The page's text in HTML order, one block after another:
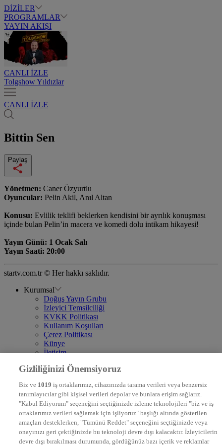
DİZİLER
PROGRAMLAR
YAYIN AKIŞI
CANLI İZLE
Tolgshow Yıldızlar
CANLI İZLE
Bittin Sen
Paylaş
Yönetmen: Caner Özyurtlu
Oyuncular: Pelin Akil, Anıl Altan
Konusu: Evlilik teklifi beklerken kendisini bir ayrılık konuşması
içinde bulan Pelin’in macera ve komedi dolu intikam hikayesi!
Yayın Günü: 1 Ocak Salı
Yayın Saati: 20:00
startv.com.tr © Her hakkı saklıdır.
Kurumsal
Doğuş Yayın Grubu
İzleyici Temsilciliği
KVKK Politikası
Kullanım Koşulları
Çerez Politikası
Künye
İletişim
DYG Televizyonlar
STAR
EURO STAR
KRAL POP TV
DYG Radyolar
NTV RADYO
KRAL FM
KRAL POP
Gizliliğinizi Önemsiyoruz
Biz ve 1019 iş ortaklarımız, cihazınızda tarama verileri veya benzersiz
tanımlayıcılar gibi kişisel verileri depolar ve bunlara erişim sağlarız.
"Kabul Ediyorum" seçeneğini seçtiğinizde izleme teknolojileri "biz ve iş
ortaklarımız verileri sağlamak için işliyoruz" başlığı altında gösterilen
amaçları desteklerken, "Tümünü Reddet" seçeneğini seçtiğinizde veya
onayınızı geri çektiğinizde bu teknoloji devre dışı kalacaktır. İzleyicilerin
devre dışı bırakılması durumunda, gördüğünüz bazı içerik ve reklamlar